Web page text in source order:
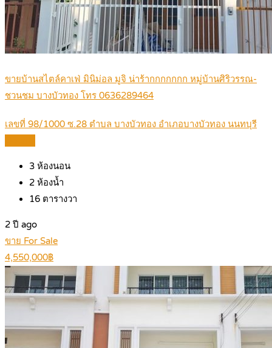
ขายบ้านสไตล์คาเฟ่ มินิม่อล มูจิ น่าร้ากกกกกกก หมู่บ้านศิริวรรณ-
ชวนชม บางบัวทอง โทร 0636289464
เลขที่ 98/1000 ซ.28 ตำบล บางบัวทอง อำเภอบางบัวทอง นนทบุรี
3 ห้องนอน
2 ห้องน้ำ
16 ตารางวา
2 ปี ago
ขาย For Sale
4,550,000฿